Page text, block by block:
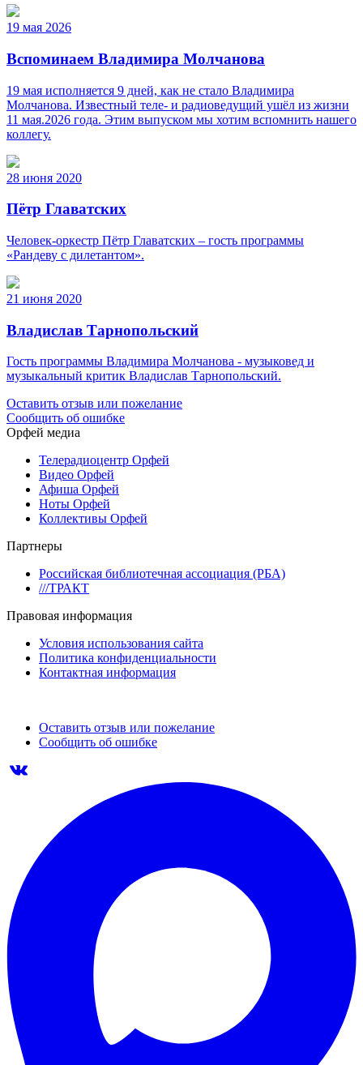
19 мая 2026
Вспоминаем Владимира Молчанова
19 мая исполняется 9 дней, как не стало Владимира
Молчанова. Известный теле‑ и радиоведущий ушёл из жизни
11 мая.2026 года. Этим выпуском мы хотим вспомнить нашего
коллегу.
28 июня 2020
Пётр Главатских
Человек-оркестр Пётр Главатских – гость программы
«Рандеву с дилетантом».
21 июня 2020
Владислав Тарнопольский
Гость программы Владимира Молчанова - музыковед и
музыкальный критик Владислав Тарнопольский.
Оставить отзыв или пожелание
Сообщить об ошибке
Орфей медиа
Телерадиоцентр Орфей
Видео Орфей
Афиша Орфей
Ноты Орфей
Коллективы Орфей
Партнеры
Российская библиотечная ассоциация (РБА)
///ТРАКТ
Правовая информация
Условия использования сайта
Политика конфиденциальности
Контактная информация
Оставить отзыв или пожелание
Сообщить об ошибке